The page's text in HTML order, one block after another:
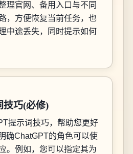
理官网、备用入口与不同
，方便恢复当前任务，也
中途丢失，同时提示如何
技巧(必修)
提示词技巧，帮助您更好
确ChatGPT的角色可以使
。例如，您可以指定其为